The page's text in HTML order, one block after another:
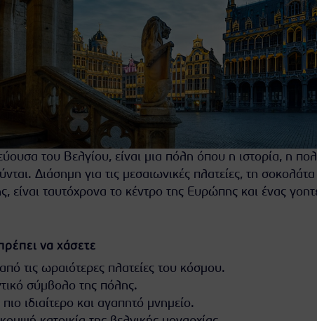
του Βελγίου, είναι μια πόλη όπου η ιστορία, η
Διάσημη για τις μεσαιωνικές πλατείες, τη
είναι ταυτόχρονα το κέντρο της Ευρώπης και ένας
να χάσετε
τις ωραιότερες πλατείες του κόσμου.
σύμβολο της πόλης.
ιδιαίτερο και αγαπητό μνημείο.